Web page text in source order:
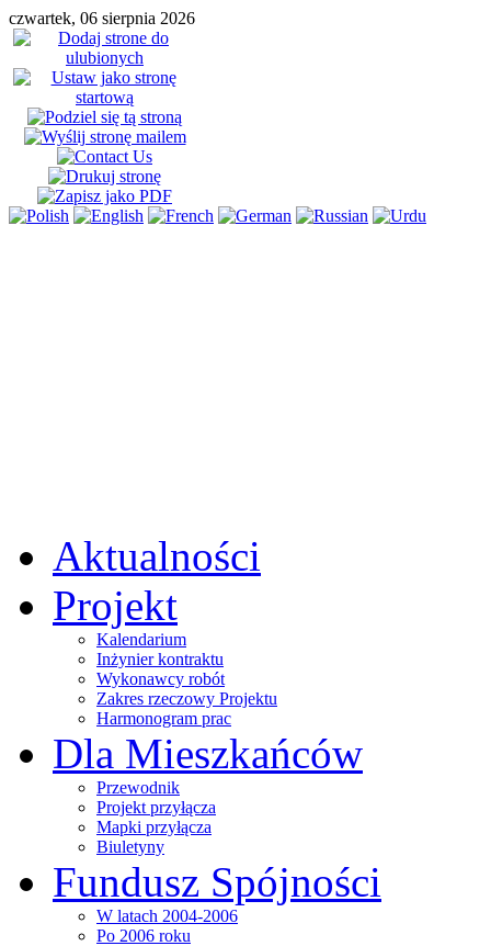
czwartek, 06 sierpnia 2026
Aktualności
Projekt
Kalendarium
Inżynier kontraktu
Wykonawcy robót
Zakres rzeczowy Projektu
Harmonogram prac
Dla Mieszkańców
Przewodnik
Projekt przyłącza
Mapki przyłącza
Biuletyny
Fundusz Spójności
W latach 2004-2006
Po 2006 roku